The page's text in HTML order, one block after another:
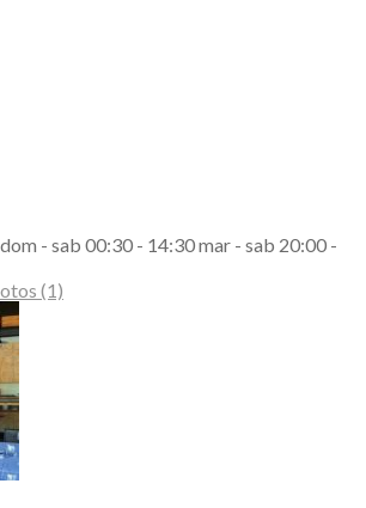
- sab 00:30 - 14:30 mar - sab 20:00 -
(1)